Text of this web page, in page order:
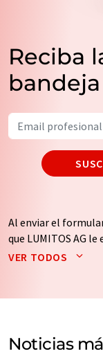
Reciba
Al enviar el
que LUMITOS AG
boletín o boletines
de nuestrapolítica
electrónico a
mercado y opinión.
VER TODOS
Noticias